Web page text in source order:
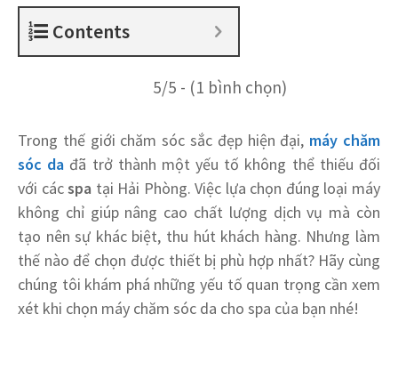
Contents
5/5 - (1 bình chọn)
Trong thế giới chăm sóc sắc đẹp hiện đại, máy chăm
sóc da đã trở thành một yếu tố không thể thiếu đối
với cácspa tại Hải Phòng. Việc lựa chọn đúng loại máy
không chỉ giúp nâng cao chất lượng dịch vụ mà còn
tạo nên sự khác biệt, thu hút khách hàng. Nhưng làm
thế nào để chọn được thiết bị phù hợp nhất? Hãy cùng
chúng tôi khám phá những yếu tố quan trọng cần xem
xét khi chọn máy chăm sóc da cho spa của bạn nhé!